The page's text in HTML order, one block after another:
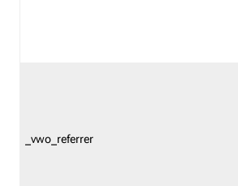
_vwo_referrer